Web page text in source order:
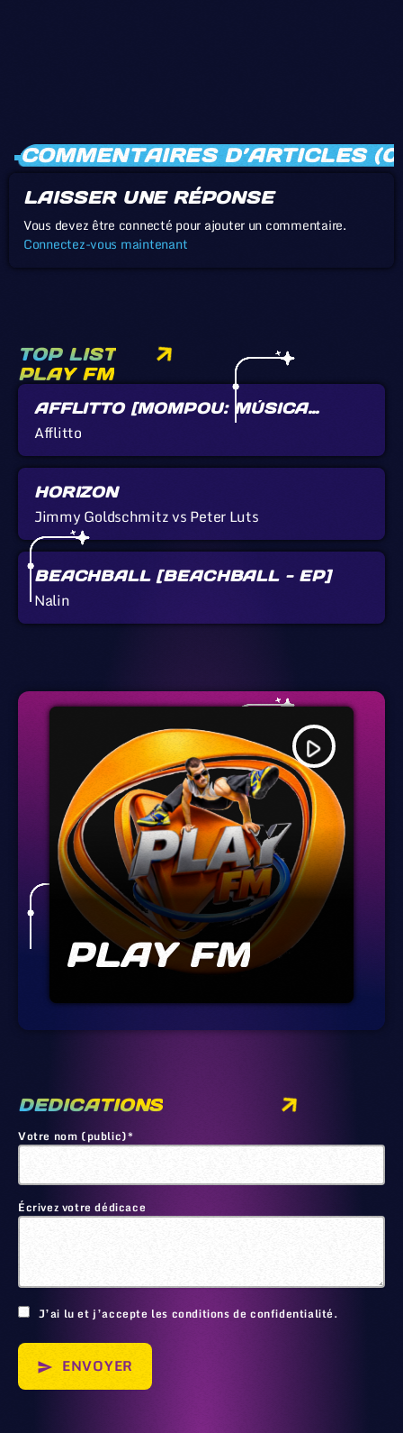
COMMENTAIRES D’ARTICLES
LAISSER UNE RÉPONSE
Vous devez être connecté pour ajouter un commentaire.
Connectez-vous maintenant
TOP LIST
PLAY FM
AFFLITTO [MOMPOU: MÚSICA
CALLADA]
Afflitto
HORIZON
Jimmy Goldschmitz vs Peter Luts
BEACHBALL [BEACHBALL - EP]
Nalin
play_arrow
PLAY FM
DEDICATIONS
Votre nom (public)*
Écrivez votre dédicace
J’ai lu et j’accepte les conditions de confidentialité.
send ENVOYER